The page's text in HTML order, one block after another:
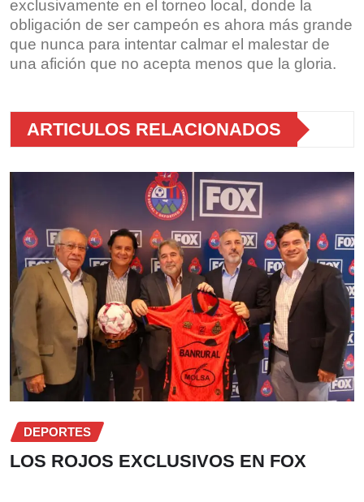
exclusivamente en el torneo local, donde la
obligación de ser campeón es ahora más grande
que nunca para intentar calmar el malestar de
una afición que no acepta menos que la gloria.
ARTICULOS RELACIONADOS
DEPORTES
LOS ROJOS EXCLUSIVOS EN FOX